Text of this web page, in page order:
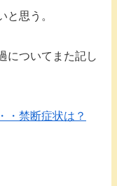
と思う。
についてまた記し
・禁断症状は？